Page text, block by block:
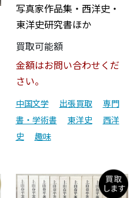
写真家作品集・西洋史・
東洋史研究書ほか
買取可能額
金額はお問い合わせくだ
さい。
中国文学 出張買取
専門
書・学術書
東洋史
西洋
史
趣味